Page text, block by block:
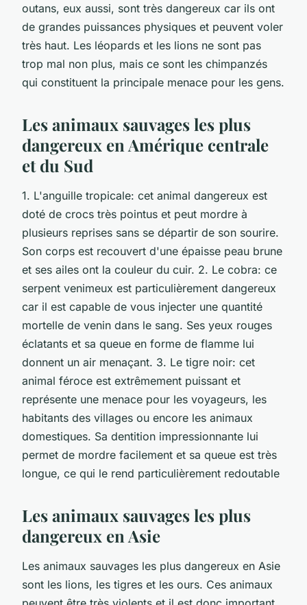
outans, eux aussi, sont très dangereux car ils ont
de grandes puissances physiques et peuvent voler
très haut. Les léopards et les lions ne sont pas
trop mal non plus, mais ce sont les chimpanzés
qui constituent la principale menace pour les gens.
Les animaux sauvages les plus
dangereux en Amérique centrale
et du Sud
1. L'anguille tropicale: cet animal dangereux est
doté de crocs très pointus et peut mordre à
plusieurs reprises sans se départir de son sourire.
Son corps est recouvert d'une épaisse peau brune
et ses ailes ont la couleur du cuir. 2. Le cobra: ce
serpent venimeux est particulièrement dangereux
car il est capable de vous injecter une quantité
mortelle de venin dans le sang. Ses yeux rouges
éclatants et sa queue en forme de flamme lui
donnent un air menaçant. 3. Le tigre noir: cet
animal féroce est extrêmement puissant et
représente une menace pour les voyageurs, les
habitants des villages ou encore les animaux
domestiques. Sa dentition impressionnante lui
permet de mordre facilement et sa queue est très
longue, ce qui le rend particulièrement redoutable
Les animaux sauvages les plus
dangereux en Asie
Les animaux sauvages les plus dangereux en Asie
sont les lions, les tigres et les ours. Ces animaux